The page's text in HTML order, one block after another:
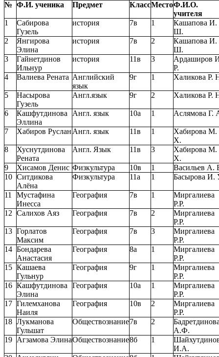
№ Ф.И. ученика Предмет КлассМестоФ.И.О.
учителя
1
Сабирова
Гузель
история 7в 1
Кашапова И.
Ш.
2
Янгирова
Элина
история 7в 2
Кашапова И.
Ш.
3
Гайнетдинов
Ильнур
история 11в 3
Ардаширов
Р.
4
Валиева Рената Английский
язык
9г 1 Халикова Р.
5
Насырова
Гузель
Англ.язык 9г 2 Халикова Р.
6
Кашфутдинова
Эллина
Англ. язык 10а 1 Аслямова Г.
7 Хабиров Руслан Англ. язык 11в 1
Хабирова М.
Х.
8
Хуснутдинова
Рената
Англ. Язык 11в 3
Хабирова М.
Х.
9
Хисамов Денис Физкультура 10в 1
Васильев А.
10 Ситдикова
Алёна
Физкультура 11а 1 Басырова И.
11
Мустафина
Инесса
География 7в 1
Миргалиева
Р.Р.
12 Салихов Аяз География 7в 2
Миргалиева
Р.Р.
13 Горлатов
Максим
География 7в 3
Миргалиева
Р.Р.
14 Бондарева
Анастасия
География 8а 1
Миргалиева
Р.Р.
15 Кашаева
Гульнур
География 9г 1
Миргалиева
Р.Р.
16 Кашфутдинова
Элина
География 10а 1
Миргалиева
Р.Р.
17 Гилемханова
Наиля
География 10в 2
Миргалиева
Р.Р.
18 Лукманова
Гульшат
Обществознание7в 2
А.Ф.
19 Агзамова ЭлинаОбществознание8б 1
И.А.